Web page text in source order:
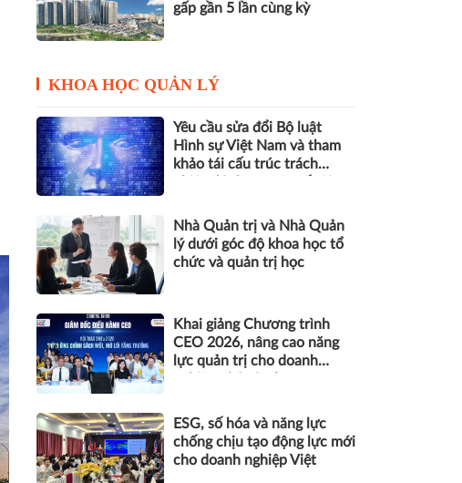
gấp gần 5 lần cùng kỳ
KHOA HỌC QUẢN LÝ
Yêu cầu sửa đổi Bộ luật
Hình sự Việt Nam và tham
khảo tái cấu trúc trách
nhân tạo
Nhà Quản trị và Nhà Quản
lý dưới góc độ khoa học tổ
chức và quản trị học
Khai giảng Chương trình
CEO 2026, nâng cao năng
lực quản trị cho doanh
ESG, số hóa và năng lực
chống chịu tạo động lực mới
cho doanh nghiệp Việt